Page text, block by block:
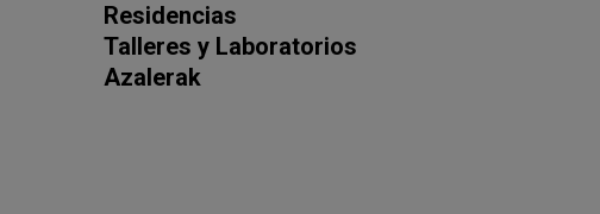
Residencias
Talleres y Laboratorios
Azalerak